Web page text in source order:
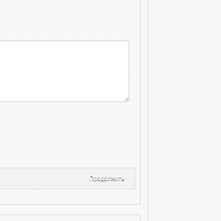
Продолжить